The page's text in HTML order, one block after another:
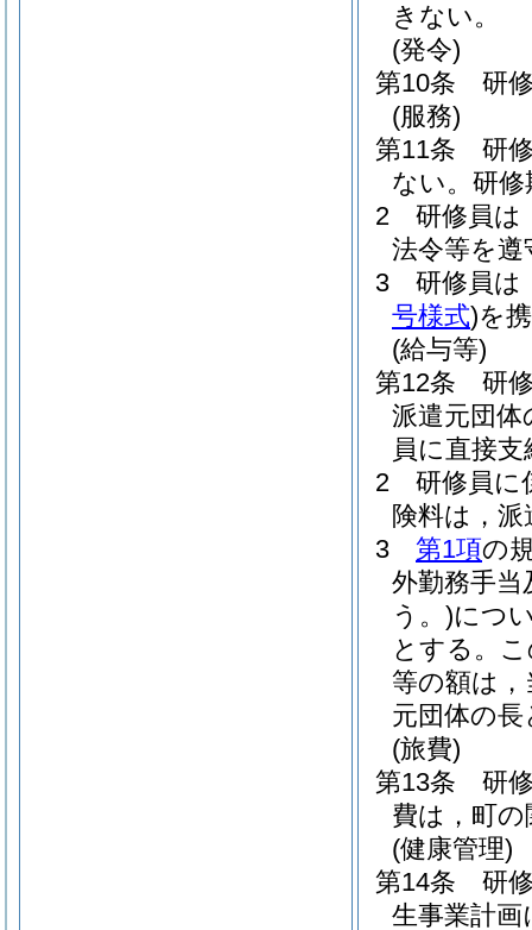
きない。
(発令)
第10条
研
(服務)
第11条
研
ない。 研修
2
研修員は
法令等を
3
研修員は
号様式)を
(給与等)
第12条
研
派遣元団体
員に直接
2
研修員に
険料は，
3
第1項の
外勤務手当
う。)につ
とする。
等の額は
元団体の
(旅費)
第13条
研
費は，町
(健康管理)
第14条
研
生事業計